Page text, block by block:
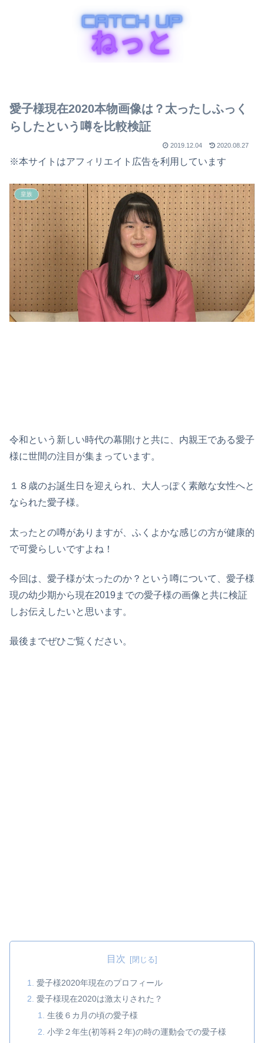
愛子様現在2020本物画像は？太ったしふっく
らしたという噂を比較検証
2019.12.04 2020.08.27
※本サイトはアフィリエイト広告を利用しています
皇族
令和という新しい時代の幕開けと共に、内親王である愛子
様に世間の注目が集まっています。
１８歳のお誕生日を迎えられ、大人っぽく素敵な女性へと
なられた愛子様。
太ったとの噂がありますが、ふくよかな感じの方が健康的
で可愛らしいですよね！
今回は、愛子様が太ったのか？という噂について、愛子様
現の幼少期から現在2019までの愛子様の画像と共に検証
しお伝えしたいと思います。
最後までぜひご覧ください。
目次
愛子様2020年現在のプロフィール
愛子様現在2020は激太りされた？
生後６カ月の頃の愛子様
小学２年生(初等科２年)の時の運動会での愛子様